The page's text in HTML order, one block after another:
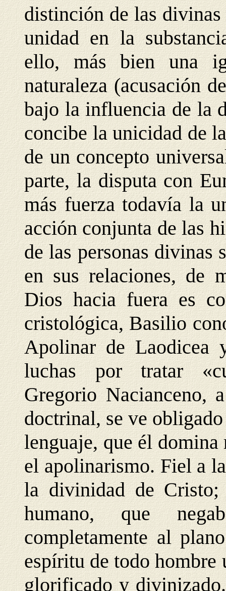
distinción de las divinas
unidad en la
ello, más bien una
naturaleza (acusación
bajo la influencia de la
concibe la unicidad de
de un concepto
parte, la disputa con
más fuerza todavía la
acción conjunta de las
de las personas divinas
en sus relaciones, de
Dios hacia fuera es
cristológica, Basilio
Apolinar de Laodicea
luchas por tratar
Gregorio Nacianceno,
doctrinal, se ve
lenguaje, que él
el apolinarismo. Fiel a
la divinidad de
humano, que
completamente al
espíritu de todo hombre
glorificado y